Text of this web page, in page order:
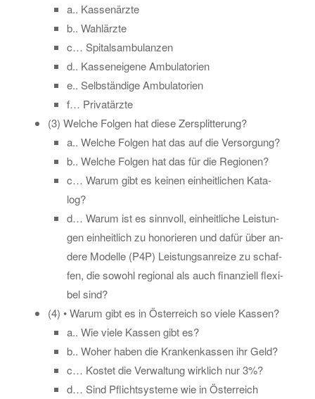
a.. Kas­sen­ärz­te
b.. Wahl­ärz­te
c… Spi­tals­am­bu­lan­zen
d.. Kas­sen­ei­ge­ne Am­bu­la­to­ri­en
e.. Selb­stän­di­ge Am­bu­la­to­ri­en
f… Pri­vat­ärz­te
(3) Wel­che Fol­gen hat diese Zer­split­te­rung?
a.. Wel­che Fol­gen hat das auf die Ver­sor­gung?
b.. Wel­che Fol­gen hat das für die Re­gio­nen?
c… Warum gibt es kei­nen ein­heit­li­chen Ka­ta­
log?
d… Warum ist es sinn­voll, ein­heit­li­che Leis­tun­
gen ein­heit­lich zu ho­no­rie­ren und dafür über an­
de­re Mo­del­le (P4P) Leis­tungs­an­rei­ze zu schaf­
fen, die so­wohl re­gio­nal als auch fi­nan­zi­ell fle­xi­
bel sind?
(4) • Warum gibt es in Ös­ter­reich so viele Kas­sen?
a.. Wie viele Kas­sen gibt es?
b.. Woher haben die Kran­ken­kas­sen ihr Geld?
c… Kos­tet die Ver­wal­tung wirk­lich nur 3%?
d… Sind Pflicht­sys­te­me wie in Ös­ter­reich